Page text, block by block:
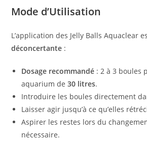
Mode d’Utilisation
L’application des Jelly Balls Aquaclear
déconcertante :
Dosage recommandé : 2 à 3 boules
aquarium de30 litres.
Introduire les boules directement
Laisser agir jusqu’à ce qu’elles
Aspirer les restes lors du
nécessaire.